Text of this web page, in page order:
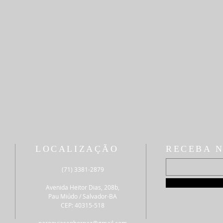
LOCALIZAÇÃO
(71) 3381-2879
Avenida Heitor Dias, 208b,
Pau Miúdo / Salvador-BA
CEP: 40315-518
RECEBA